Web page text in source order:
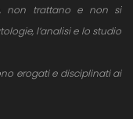
non trattano e non si
l’analisi e lo studio
erogati e disciplinati ai